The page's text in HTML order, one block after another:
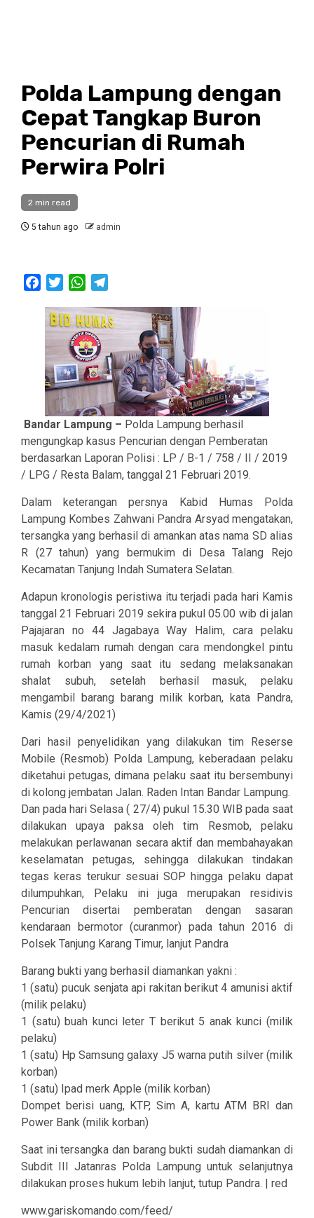
Polda Lampung dengan
Cepat Tangkap Buron
Pencurian di Rumah
Perwira Polri
2 min read
5 tahun ago admin
FacebookTwitterWhatsApp
Bandar Lampung – Polda Lampung berhasil
mengungkap kasus Pencurian dengan Pemberatan
berdasarkan Laporan Polisi : LP / B-1 / 758 / II / 2019
/ LPG / Resta Balam, tanggal 21 Februari 2019.
Dalam keterangan persnya Kabid Humas Polda
Lampung Kombes Zahwani Pandra Arsyad mengatakan,
tersangka yang berhasil di amankan atas nama SD alias
R (27 tahun) yang bermukim di Desa Talang Rejo
Kecamatan Tanjung Indah Sumatera Selatan.
Adapun kronologis peristiwa itu terjadi pada hari Kamis
tanggal 21 Februari 2019 sekira pukul 05.00 wib di jalan
Pajajaran no 44 Jagabaya Way Halim, cara pelaku
masuk kedalam rumah dengan cara mendongkel pintu
rumah korban yang saat itu sedang melaksanakan
shalat subuh, setelah berhasil masuk, pelaku
mengambil barang barang milik korban, kata Pandra,
Kamis (29/4/2021)
Dari hasil penyelidikan yang dilakukan tim Reserse
Mobile (Resmob) Polda Lampung, keberadaan pelaku
diketahui petugas, dimana pelaku saat itu bersembunyi
di kolong jembatan Jalan. Raden Intan Bandar Lampung.
Dan pada hari Selasa ( 27/4) pukul 15.30 WIB pada saat
dilakukan upaya paksa oleh tim Resmob, pelaku
melakukan perlawanan secara aktif dan membahayakan
keselamatan petugas, sehingga dilakukan tindakan
tegas keras terukur sesuai SOP hingga pelaku dapat
dilumpuhkan, Pelaku ini juga merupakan residivis
Pencurian disertai pemberatan dengan sasaran
kendaraan bermotor (curanmor) pada tahun 2016 di
Polsek Tanjung Karang Timur, lanjut Pandra
Barang bukti yang berhasil diamankan yakni :
1 (satu) pucuk senjata api rakitan berikut 4 amunisi aktif
(milik pelaku)
1 (satu) buah kunci leter T berikut 5 anak kunci (milik
pelaku)
1 (satu) Hp Samsung galaxy J5 warna putih silver (milik
korban)
1 (satu) Ipad merk Apple (milik korban)
Dompet berisi uang, KTP, Sim A, kartu ATM BRI dan
Power Bank (milik korban)
Saat ini tersangka dan barang bukti sudah diamankan di
Subdit III Jatanras Polda Lampung untuk selanjutnya
dilakukan proses hukum lebih lanjut, tutup Pandra. | red
www.gariskomando.com/feed/